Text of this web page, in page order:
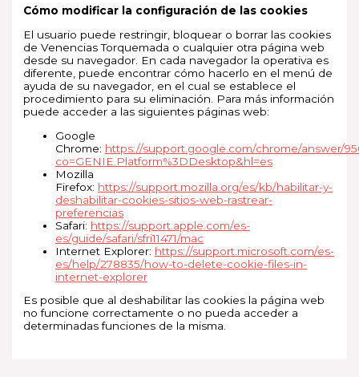
Cómo modificar la configuración de las cookies
El usuario puede restringir, bloquear o borrar las cookies
de Venencias Torquemada o cualquier otra página web
desde su navegador. En cada navegador la operativa es
diferente, puede encontrar cómo hacerlo en el menú de
ayuda de su navegador, en el cual se establece el
procedimiento para su eliminación. Para más información
puede acceder a las siguientes páginas web:
Google
Chrome: https://support.google.com/chrome/answer/
co=GENIE.Platform%3DDesktop&hl=es
Mozilla
Firefox: https://support.mozilla.org/es/kb/habilitar-y-
deshabilitar-cookies-sitios-web-rastrear-
preferencias
Safari: https://support.apple.com/es-
es/guide/safari/sfri11471/mac
Internet Explorer: https://support.microsoft.com/es-
es/help/278835/how-to-delete-cookie-files-in-
internet-explorer
Es posible que al deshabilitar las cookies la página web
no funcione correctamente o no pueda acceder a
determinadas funciones de la misma.